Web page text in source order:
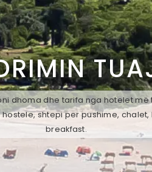
dhoma dhe tarifa nga hotelet
shtepi per pushime,
breakfast.